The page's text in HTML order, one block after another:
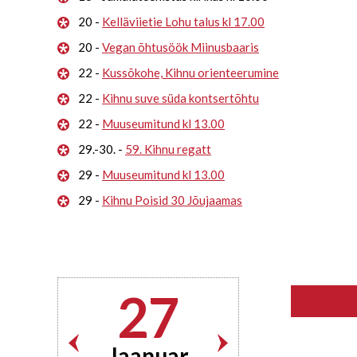
20 - Kelläviietie Lohu talus kl 17.00
20 - Vegan õhtusöök Miinusbaaris
22 - Kussõkohe, Kihnu orienteerumine
22 - Kihnu suve süda kontsertõhtu
22 - Muuseumitund kl 13.00
29.-30. - 59. Kihnu regatt
29 - Muuseumitund kl 13.00
29 - Kihnu Poisid 30 Jõujaamas
27